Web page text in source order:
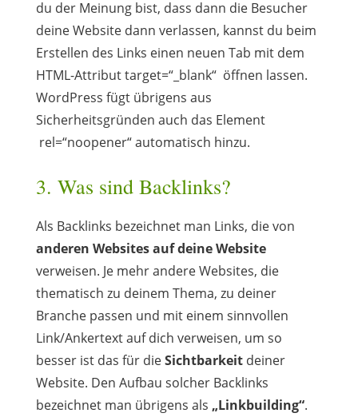
du der Meinung bist, dass dann die Besucher
deine Website dann verlassen, kannst du beim
Erstellen des Links einen neuen Tab mit dem
HTML-Attribut target=“_blank“ öffnen lassen.
WordPress fügt übrigens aus
Sicherheitsgründen auch das Element
rel=“noopener“ automatisch hinzu.
3. Was sind Backlinks?
Als Backlinks bezeichnet man Links, die von
anderen Websites auf deine Website
verweisen. Je mehr andere Websites, die
thematisch zu deinem Thema, zu deiner
Branche passen und mit einem sinnvollen
Link/Ankertext auf dich verweisen, um so
besser ist das für dieSichtbarkeitdeiner
Website. Den Aufbau solcher Backlinks
bezeichnet man übrigens als „Linkbuilding“.